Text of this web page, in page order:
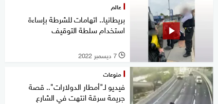
عالم
بريطانيا.. اتهامات للشرطة بإساءة
استخدام سلطة التوقيف
l 7 ديسمبر 2022
منوعات
فيديو لـ"أمطار الدولارات".. قصة
جريمة سرقة انتهت في الشارع